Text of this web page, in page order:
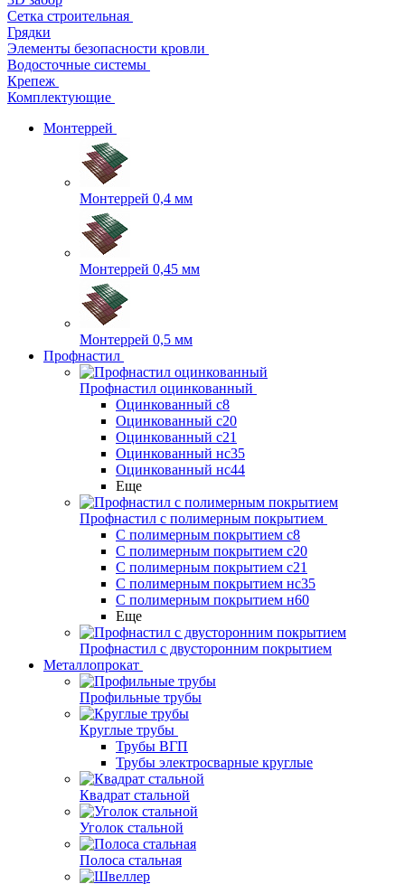
Сетка строительная
Грядки
Элементы безопасности кровли
Водосточные системы
Крепеж
Комплектующие
Монтеррей
Монтеррей 0,4 мм
Монтеррей 0,45 мм
Монтеррей 0,5 мм
Профнастил
Профнастил оцинкованный
Оцинкованный с8
Оцинкованный с20
Оцинкованный с21
Оцинкованный нс35
Оцинкованный нс44
Еще
Профнастил с полимерным покрытием
С полимерным покрытием с8
С полимерным покрытием с20
С полимерным покрытием с21
С полимерным покрытием нс35
С полимерным покрытием н60
Еще
Профнастил с двусторонним покрытием
Металлопрокат
Профильные трубы
Круглые трубы
Трубы ВГП
Трубы электросварные круглые
Квадрат стальной
Уголок стальной
Полоса стальная